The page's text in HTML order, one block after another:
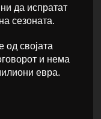
да испратат
сезоната.
од својата
и нема
евра.